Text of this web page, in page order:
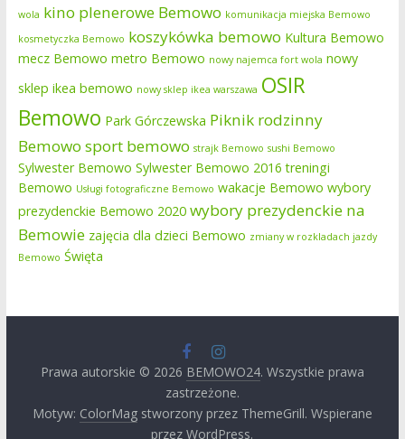
wola kino plenerowe Bemowo komunikacja miejska Bemowo
kosmetyczka Bemowo koszykówka bemowo Kultura Bemowo
mecz Bemowo metro Bemowo nowy najemca fort wola nowy
sklep ikea bemowo nowy sklep ikea warszawa OSIR
Bemowo Park Górczewska Piknik rodzinny
Bemowosport bemowo strajk Bemowo sushi Bemowo
Sylwester Bemowo Sylwester Bemowo 2016 treningi
Bemowo Usługi fotograficzne Bemowo wakacje Bemowo wybory
prezydenckie Bemowo 2020 wybory prezydenckie na
Bemowie zajęcia dla dzieci Bemowo zmiany w rozkladach jazdy
Bemowo Święta
Prawa autorskie © 2026 BEMOWO24. Wszystkie prawa
zastrzeżone.
Motyw: ColorMagstworzony przez ThemeGrill. Wspierane
przezWordPress.